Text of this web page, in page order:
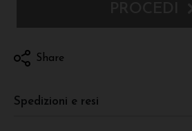
Share
Spedizioni e resi